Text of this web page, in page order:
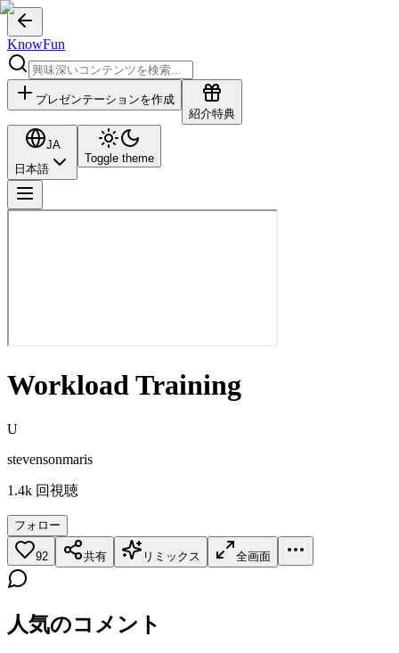
KnowFun
プレゼンテーションを作成
紹介特典
JA
日本語
Toggle theme
Workload Training
U
stevensonmaris
1.4k 回視聴
フォロー
92 共有 リミックス 全画面
人気のコメント